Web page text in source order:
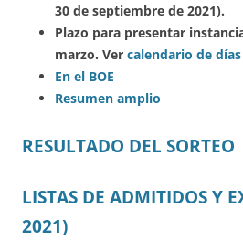
30 de septiembre de 2021).
Plazo para presentar
marzo. Ver calendario de
En el BOE
Resumen amplio
RESULTADO DEL SORTEO
LISTAS DE ADMITIDOS Y
2021)